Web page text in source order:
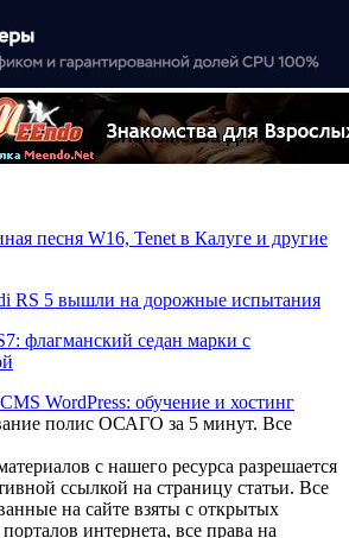
песня W16, Tenet в Калуге и другие
RS 5 вышли на дорожные испытания
флагманский седан марки с
полис ОСАГО за 5 минут. Все
с нашего ресурса разрешается
ссылкой на страницу статьи. Все
на сайте взяты с открытых
интернета, все права на